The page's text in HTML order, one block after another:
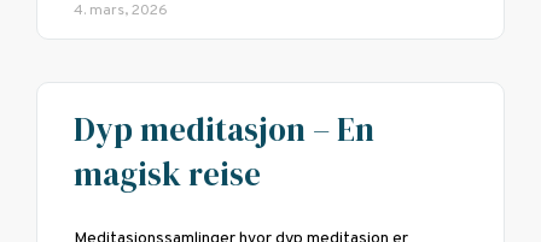
4. mars, 2026
Dyp meditasjon – En
magisk reise